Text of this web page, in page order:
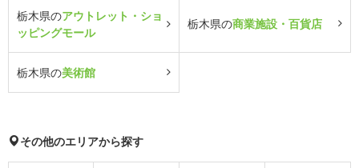
栃木県のアウトレット・ショ
ッピングモール
栃木県の商業施設・百貨店
栃木県の美術館
その他のエリアから探す